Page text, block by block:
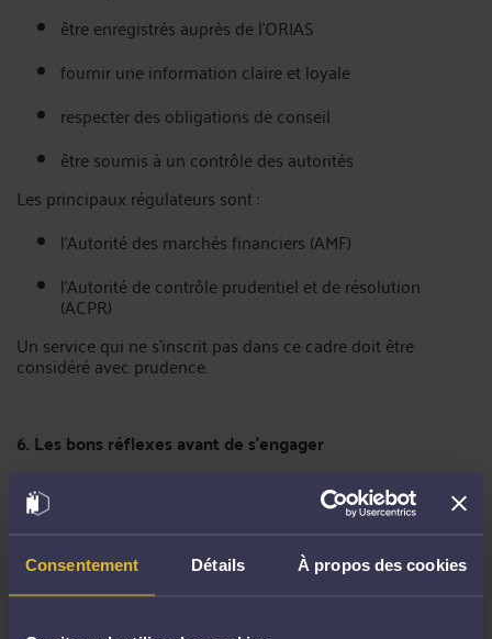
Consentement Détails À propos des cookies
être enregistrés auprès de l’ORIAS
fournir une information claire et loyale
respecter des obligations de conseil
être soumis à un contrôle des autorités
Les principaux régulateurs sont :
l’Autorité des marchés financiers (AMF)
l’Autorité de contrôle prudentiel et de résolution
(ACPR)
Un service qui ne s’inscrit pas dans ce cadre doit être
considéré avec prudence.
6. Les bons réflexes avant de s’engager
Avant toute interaction avec un service comme IrisFrench, il
est recommandé de :
vérifier l’identité et l’existence légale de l’entité
contrôler une éventuelle immatriculation officielle